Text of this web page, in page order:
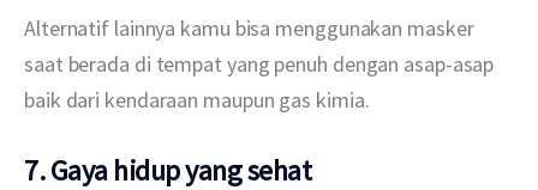
Alternatif lainnya kamu bisa menggunakan masker
saat berada di tempat yang penuh dengan asap-asap
baik dari kendaraan maupun gas kimia.
7. Gaya hidup yang sehat